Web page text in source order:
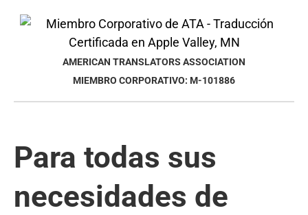
AMERICAN TRANSLATORS ASSOCIATION
MIEMBRO CORPORATIVO: M-101886
Para todas sus
necesidades de